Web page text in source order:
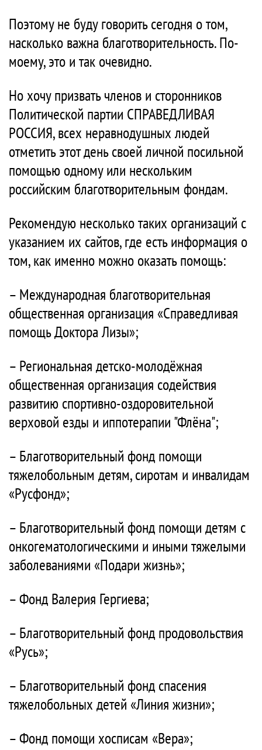
Поэтому не буду говорить сегодня о том,
насколько важна благотворительность. По-
моему, это и так очевидно.
Но хочу призвать членов и сторонников
Политической партии СПРАВЕДЛИВАЯ
РОССИЯ, всех неравнодушных людей
отметить этот день своей личной посильной
помощью одному или нескольким
российским благотворительным фондам.
Рекомендую несколько таких организаций с
указанием их сайтов, где есть информация о
том, как именно можно оказать помощь:
– Международная благотворительная
общественная организация «Справедливая
помощь Доктора Лизы»;
– Региональная детско-молодёжная
общественная организация содействия
развитию спортивно-оздоровительной
верховой езды и иппотерапии "Флёна";
– Благотворительный фонд помощи
тяжелобольным детям, сиротам и инвалидам
«Русфонд»;
– Благотворительный фонд помощи детям с
онкогематологическими и иными тяжелыми
заболеваниями «Подари жизнь»;
– Фонд Валерия Гергиева;
– Благотворительный фонд продовольствия
«Русь»;
– Благотворительный фонд спасения
тяжелобольных детей «Линия жизни»;
– Фонд помощи хосписам «Вера»;